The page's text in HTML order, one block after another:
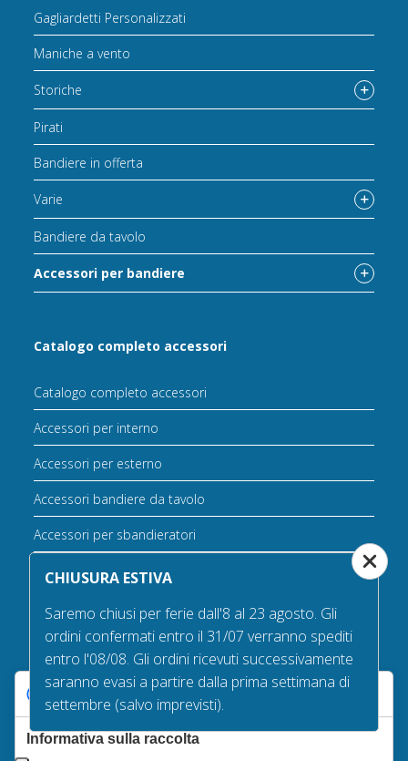
Gagliardetti Personalizzati
Maniche a vento
Storiche
Pirati
Bandiere in offerta
Varie
Bandiere da tavolo
Accessori per bandiere
Catalogo completo accessori
Catalogo completo accessori
Accessori per interno
Accessori per esterno
Accessori bandiere da tavolo
Accessori per sbandieratori
Accessori bandiere per auto
La nostra qualità
CHIUSURA ESTIVA
Saremo chiusi per ferie dall'8 al 23 agosto. Gli
ordini confermati entro il 31/07 verranno spediti
entro l'08/08. Gli ordini ricevuti successivamente
saranno evasi a partire dalla prima settimana di
settembre (salvo imprevisti).
Le tue preferenze relative alla privacy
Informativa sulla raccolta